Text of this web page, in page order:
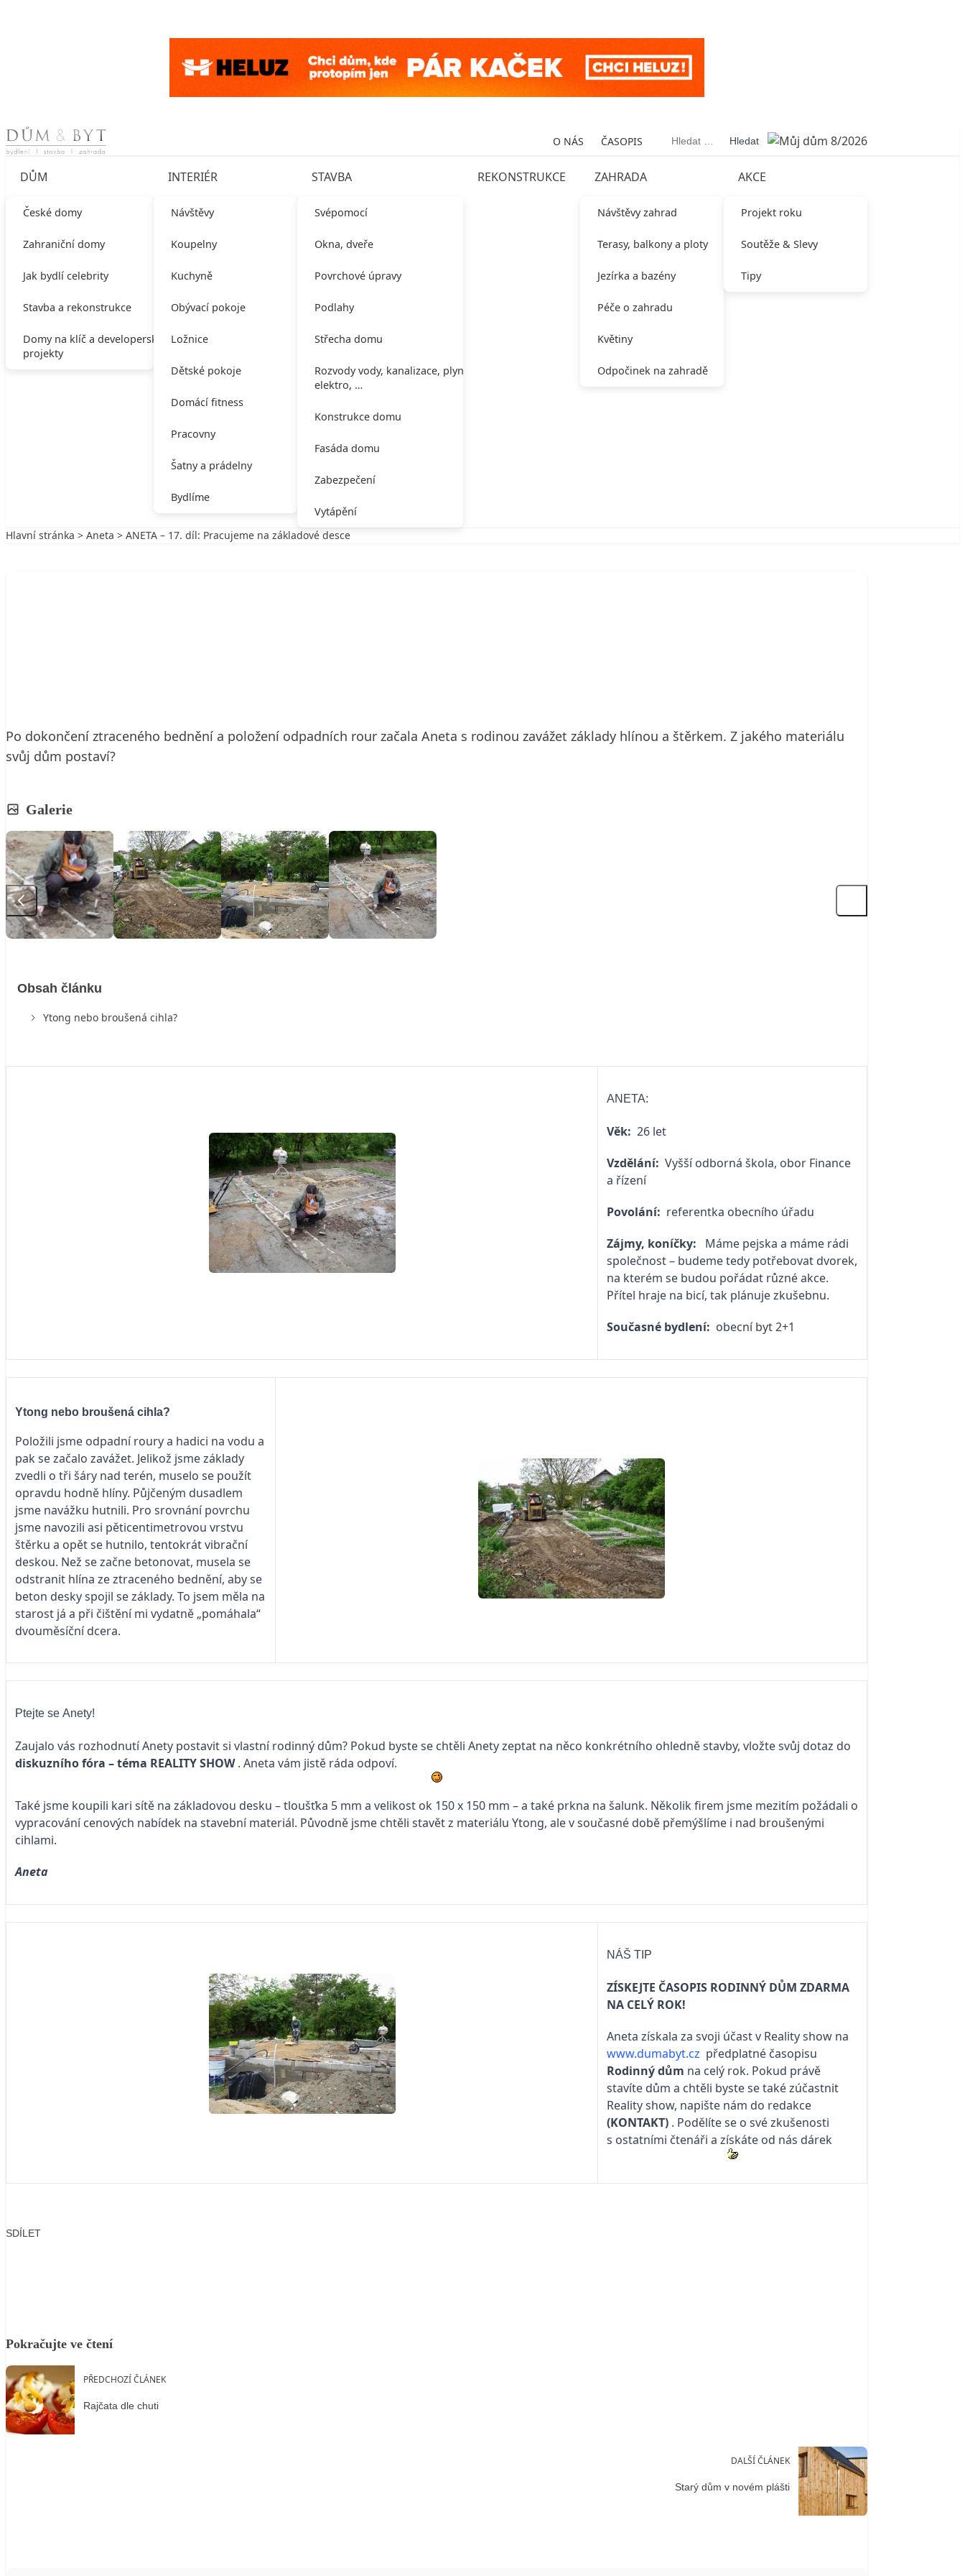
Skip to content O NÁS ČASOPIS Vyhledávání
DŮM
České domy
Zahraniční domy
Jak bydlí celebrity
Stavba a rekonstrukce
Domy na klíč a developerské
projekty
INTERIÉR
Návštěvy
Koupelny
Kuchyně
Obývací pokoje
Ložnice
Dětské pokoje
Domácí fitness
Pracovny
Šatny a prádelny
Bydlíme
STAVBA
Svépomocí
Okna, dveře
Povrchové úpravy
Podlahy
Střecha domu
Rozvody vody, kanalizace, plynu,
elektro, …
Konstrukce domu
Fasáda domu
Zabezpečení
Vytápění
REKONSTRUKCE ZAHRADA
Návštěvy zahrad
Terasy, balkony a ploty
Jezírka a bazény
Péče o zahradu
Květiny
Odpočinek na zahradě
AKCE
Projekt roku
Soutěže & Slevy
Tipy
Hlavní stránka > Aneta > ANETA – 17. díl: Pracujeme na základové desce
Po dokončení ztraceného bednění a položení odpadních rour začala Aneta s rodinou zavážet základy hlínou a štěrkem. Z jakého materiálu
svůj dům postaví?
Galerie
Obsah článku
Ytong nebo broušená cihla?
ANETA:
Věk: 26 let
Vzdělání: Vyšší odborná škola, obor Finance
a řízení
Povolání: referentka obecního úřadu
Zájmy, koníčky:
Máme pejska a máme rádi
společnost – budeme tedy potřebovat dvorek,
na kterém se budou pořádat různé akce.
Přítel hraje na bicí, tak plánuje zkušebnu.
Současné bydlení: obecní byt 2+1
Ytong nebo broušená cihla?
Položili jsme odpadní roury a hadici na vodu a
pak se začalo zavážet. Jelikož jsme základy
zvedli o tři šáry nad terén, muselo se použít
opravdu hodně hlíny. Půjčeným dusadlem
jsme navážku hutnili. Pro srovnání povrchu
jsme navozili asi pěticentimetrovou vrstvu
štěrku a opět se hutnilo, tentokrát vibrační
deskou. Než se začne betonovat, musela se
odstranit hlína ze ztraceného bednění, aby se
beton desky spojil se základy. To jsem měla na
starost já a při čištění mi vydatně „pomáhala“
dvouměsíční dcera.
Ptejte se Anety!
Zaujalo vás rozhodnutí Anety postavit si vlastní rodinný dům? Pokud byste se chtěli Anety zeptat na něco konkrétního ohledně stavby, vložte svůj dotaz do
diskuzního fóra – téma REALITY SHOW. Aneta vám jistě ráda odpoví.
Také jsme koupili kari sítě na základovou desku – tloušťka 5 mm a velikost ok 150 x 150 mm – a také prkna na šalunk. Několik firem jsme mezitím požádali o
vypracování cenových nabídek na stavební materiál. Původně jsme chtěli stavět z materiálu Ytong, ale v současné době přemýšlíme i nad broušenými
cihlami.
Aneta
NÁŠ TIP
ZÍSKEJTE ČASOPIS RODINNÝ DŮM ZDARMA
NA CELÝ ROK!
Aneta získala za svoji účast v Reality show na
www.dumabyt.cz předplatné časopisu
Rodinný dům na celý rok. Pokud právě
stavíte dům a chtěli byste se také zúčastnit
Reality show, napište nám do redakce
(KONTAKT) . Podělíte se o své zkušenosti
s ostatními čtenáři a získáte od nás dárek
SDÍLET
Pokračujte ve čtení
PŘEDCHOZÍ ČLÁNEK
Rajčata dle chuti
DALŠÍ ČLÁNEK
Starý dům v novém plášti